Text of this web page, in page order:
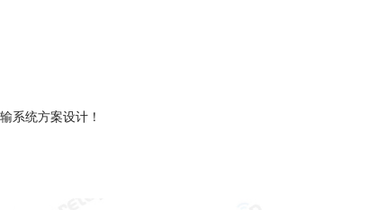
系统方案设计！